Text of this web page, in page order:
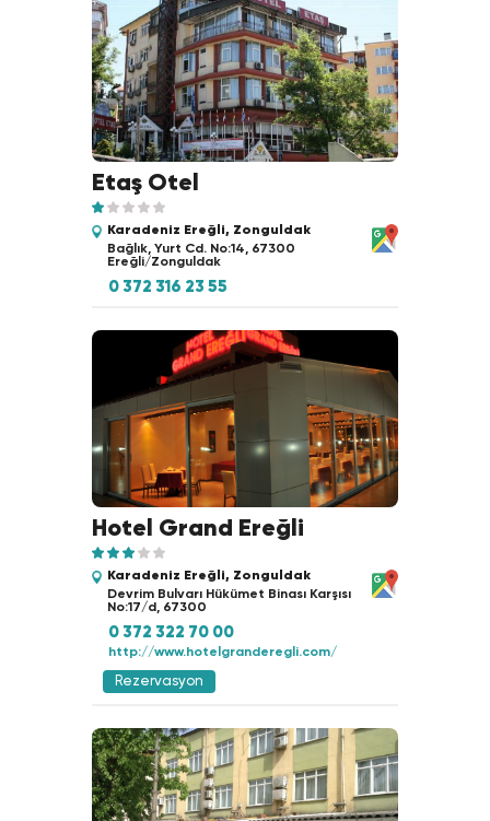
Etaş Otel
Karadeniz Ereğli, Zonguldak
Bağlık, Yurt Cd. No:14, 67300
Ereğli/Zonguldak
0 372 316 23 55
Hotel Grand Ereğli
Karadeniz Ereğli, Zonguldak
Devrim Bulvarı Hükümet Binası Karşısı
No:17/d, 67300
0 372 322 70 00
http://www.hotelgranderegli.com/
Rezervasyon